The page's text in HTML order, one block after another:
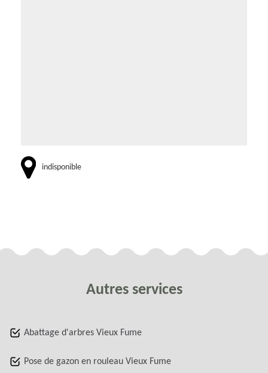
indisponible
Autres services
Abattage d'arbres Vieux Fume
Pose de gazon en rouleau Vieux Fume